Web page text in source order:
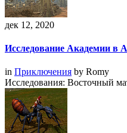
дек 12, 2020
Исследование Академии в
in Приключения by Romy
Исследования: Восточный